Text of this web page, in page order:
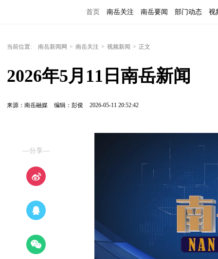
首页 南岳关注 南岳要闻 部门动态 视
当前位置: 南岳新闻网 > 南岳关注 > 视频新闻 > 正文
2026年5月11日南岳新闻
来源：南岳融媒 编辑：彭俊 2026-05-11 20:52:42
—分享—